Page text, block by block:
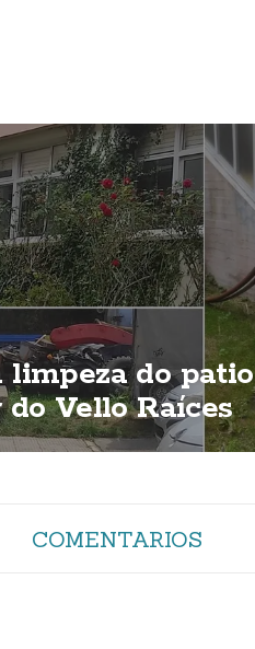
limpeza do patio
Vello Raíces
COMENTARIOS